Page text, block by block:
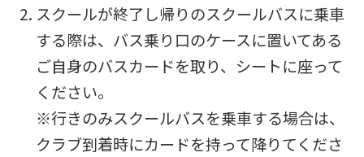
スクールが終了し帰りのスクールバスに乗車
する際は、バス乗り口のケースに置いてある
ご自身のバスカードを取り、シートに座って
ください。
※行きのみスクールバスを乗車する場合は、
クラブ到着時にカードを持って降りてくださ
automatic
translation)
to
to
the